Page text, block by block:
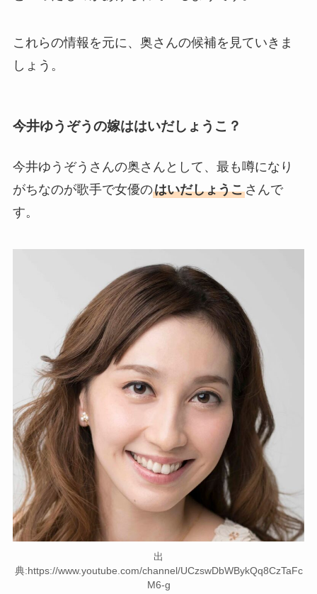
これらの情報を元に、奥さんの候補を見ていきま
しょう。
今井ゆうぞうの嫁ははいだしょうこ？
今井ゆうぞうさんの奥さんとして、最も噂になり
がちなのが歌手で女優のはいだしょうこさんで
す。
出
典:https://www.youtube.com/channel/UCzswDbWBykQq8CzTaFc
M6-g